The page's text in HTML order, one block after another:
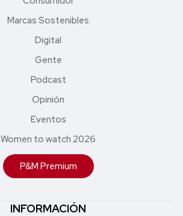
Marcas Sostenibles
Digital
Gente
Podcast
Opinión
Eventos
Women to watch 2026
P&M Premium
INFORMACIÓN